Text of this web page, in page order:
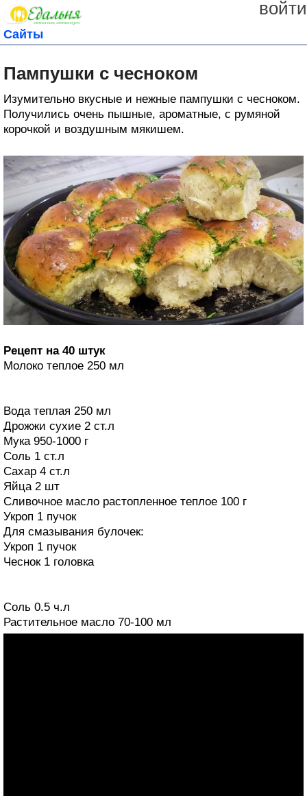
войти
Сайты
Пампушки с чесноком
Изумительно вкусные и нежные пампушки с чесноком.
Получились очень пышные, ароматные, с румяной
корочкой и воздушным мякишем.
Рецепт на 40 штук
Молоко теплое 250 мл
Вода теплая 250 мл
Дрожжи сухие 2 ст.л
Мука 950-1000 г
Соль 1 ст.л
Сахар 4 ст.л
Яйца 2 шт
Сливочное масло растопленное теплое 100 г
Укроп 1 пучок
Для смазывания булочек:
Укроп 1 пучок
Чеснок 1 головка
Соль 0.5 ч.л
Растительное масло 70-100 мл